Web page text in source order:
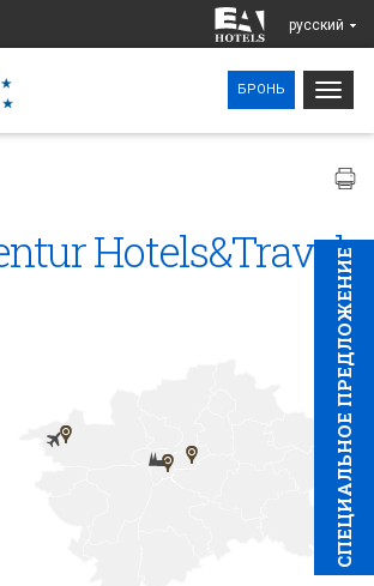
pусский
БРОНЬ
CПЕЦИAЛЬНОЕ ПРЕДЛОЖЕНИЕ
Hotels&Travel